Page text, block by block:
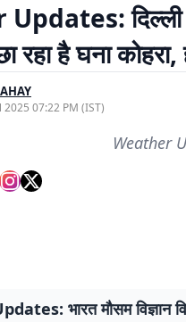
दिल्ली
रहा है घना कोहरा,
2025 07:22 PM (IST)
Weather
भारत मौसम विज्ञान